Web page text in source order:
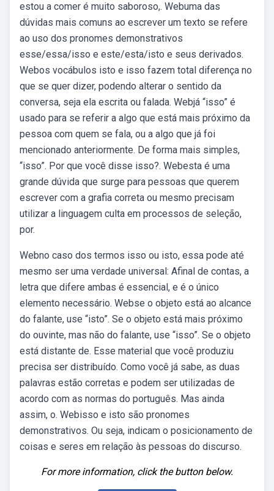
estou a comer é muito saboroso,. Webuma das
dúvidas mais comuns ao escrever um texto se refere
ao uso dos pronomes demonstrativos
esse/essa/isso e este/esta/isto e seus derivados.
Webos vocábulos isto e isso fazem total diferença no
que se quer dizer, podendo alterar o sentido da
conversa, seja ela escrita ou falada. Webjá “isso” é
usado para se referir a algo que está mais próximo da
pessoa com quem se fala, ou a algo que já foi
mencionado anteriormente. De forma mais simples,
“isso”. Por que você disse isso?. Webesta é uma
grande dúvida que surge para pessoas que querem
escrever com a grafia correta ou mesmo precisam
utilizar a linguagem culta em processos de seleção,
por.
Webno caso dos termos isso ou isto, essa pode até
mesmo ser uma verdade universal: Afinal de contas, a
letra que difere ambas é essencial, e é o único
elemento necessário. Webse o objeto está ao alcance
do falante, use “isto”. Se o objeto está mais próximo
do ouvinte, mas não do falante, use “isso”. Se o objeto
está distante de. Esse material que você produziu
precisa ser distribuído. Como você já sabe, as duas
palavras estão corretas e podem ser utilizadas de
acordo com as normas do português. Mas ainda
assim, o. Webisso e isto são pronomes
demonstrativos. Ou seja, indicam o posicionamento de
coisas e seres em relação às pessoas do discurso.
For more information, click the button below.